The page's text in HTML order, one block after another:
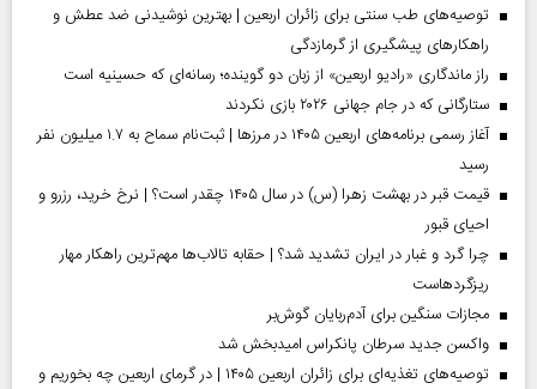
توصیه‌های طب سنتی برای زائران اربعین | بهترین نوشیدنی ضد عطش و
راهکارهای پیشگیری از گرمازدگی
راز ماندگاری «رادیو اربعین» از زبان دو گوینده؛ رسانه‌ای که حسینیه است
ستارگانی که در جام جهانی ۲۰۲۶ بازی نکردند
آغاز رسمی برنامه‌های اربعین ۱۴۰۵ در مرز‌ها | ثبت‌نام سماح به ۱.۷ میلیون نفر
رسید
قیمت قبر در بهشت زهرا (س) در سال ۱۴۰۵ چقدر است؟ | نرخ خرید، رزرو و
احیای قبور
چرا گرد و غبار در ایران تشدید شد؟ | حقابه تالاب‌ها مهم‌ترین راهکار مهار
ریزگردهاست
مجازات سنگین برای آدم‌ربایان گوش‌بر
واکسن جدید سرطان پانکراس امیدبخش شد
توصیه‌های تغذیه‌ای برای زائران اربعین ۱۴۰۵ | در گرمای اربعین چه بخوریم و